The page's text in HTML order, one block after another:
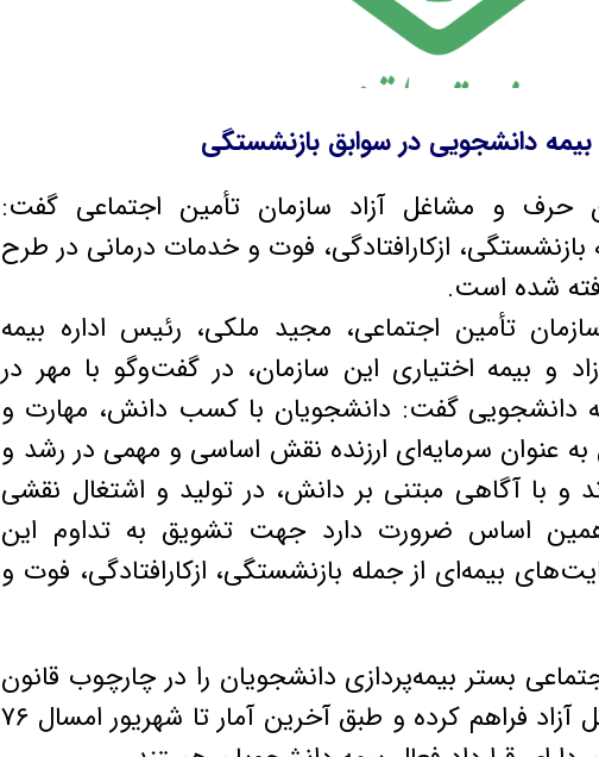
دانشجویی در سوابق بازنشستگی
حرف و مشاغل آزاد سازمان تأمین اجتماعی گفت:
ازکارافتادگی، فوت و خدمات درمانی در طرح
شده است.
تأمین اجتماعی، مجید ملکی، رئیس اداره بیمه
و بیمه اختیاری این سازمان، در گفت‌وگو با مهر در
گفت: دانشجویان با کسب دانش، مهارت و
عنوان سرمایه‌ای ارزنده نقش اساسی و مهمی در رشد و
و با آگاهی مبتنی بر دانش، در تولید و اشتغال نقشی
همین اساس ضرورت دارد جهت تشویق به تداوم این
بیمه‌ای از جمله بازنشستگی، ازکارافتادگی، فوت و
بستر بیمه‌پردازی دانشجویان را در چارچوب قانون
بیمه صاحبان حِرَف و مشاغل آزاد فراهم کرده و طبق آخرین آمار تا شهریور امسال ۷۶